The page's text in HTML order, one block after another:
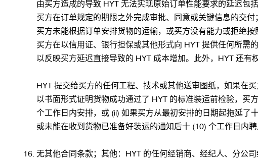
由买方造成的导致 HYT 无法实现原始订单性能要求的延迟包
买方在订单规定的期限之外完成审批、同意或关键信息的交
买方未能根据订单安排货物的运输，或买方没有能力或拒绝
买方在以信用证、银行担保或其他形式向 HYT 提供任何所需
以反映买方延迟直接导致的 HYT 成本增加。此外，HYT 还
HYT 提交给买方的任何工程、技术或其他送审图纸，如果在
以书面形式证明货物成功通过了 HYT 的标准装运前检验，买
个工作日内安排，或 (ii) 如果买方从最初安排的日期起拖延了
或未能在收到货物已准备好装运的通知后十 (10) 个工作日内
无其他合同条款；其他：HYT 的任何经销商、经纪人、分公